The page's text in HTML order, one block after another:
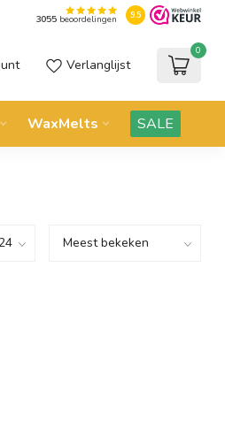
3055beoordelingen 9.5
Verlanglijst
0
WaxMelts SALE